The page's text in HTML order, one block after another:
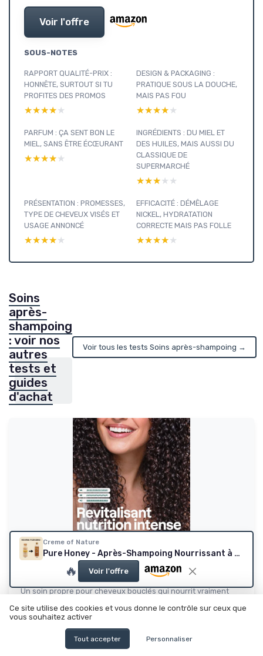
Voir l'offre
SOUS-NOTES
RAPPORT QUALITÉ-PRIX :
HONNÊTE, SURTOUT SI TU
PROFITES DES PROMOS
★★★★★
★★★★★
DESIGN & PACKAGING :
PRATIQUE SOUS LA DOUCHE,
MAIS PAS FOU
★★★★★
★★★★★
PARFUM : ÇA SENT BON LE
MIEL, SANS ÊTRE ÉCŒURANT
★★★★★
★★★★★
INGRÉDIENTS : DU MIEL ET
DES HUILES, MAIS AUSSI DU
CLASSIQUE DE
SUPERMARCHÉ
★★★★★
★★★★★
PRÉSENTATION : PROMESSES,
TYPE DE CHEVEUX VISÉS ET
USAGE ANNONCÉ
★★★★★
★★★★★
EFFICACITÉ : DÉMÊLAGE
NICKEL, HYDRATATION
CORRECTE MAIS PAS FOLLE
★★★★★
★★★★★
Soins
après-
shampoing
: voir nos
autres
tests et
guides
d'achat
Voir tous les tests Soins après-shampoing →
ATTITUDE
Après-Shampooing Nutrition Intense,
Cheveux Type 4a, 4b, 4c,...
Un soin propre pour cheveux bouclés qui nourrit vraiment
8.2/10★★★★★
★★★★★
Rapport qualité-prix
Creme of Nature
Pure Honey - Après-Shampoing Nourrissant à base d'Huile de Coco, Beurre de Karité et Miel - Soin des Cheveux Bouclés Frisés Crépus - Sans Sulfates - Flacon de 355ml APRES SHAMPOING NOURRISSANT
🔥 Voir l'offre
Ce site utilise des cookies et vous donne le contrôle sur ceux que
vous souhaitez activer
Tout accepter Personnaliser